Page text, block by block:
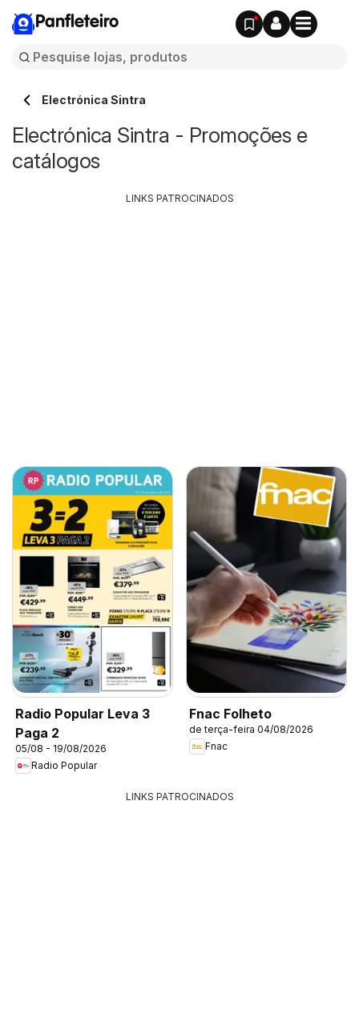
Panfleteiro
Electrónica Sintra
Electrónica Sintra - Promoções e
catálogos
Radio Popular Leva 3
Paga 2
05/08 - 19/08/2026
Radio Popular
Fnac Folheto
de terça-feira 04/08/2026
Fnac
LINKS PATROCINADOS
LINKS PATROCINADOS